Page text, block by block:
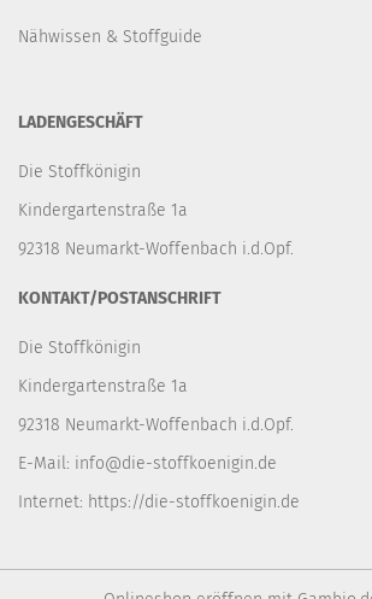
Nähwissen & Stoffguide
LADENGESCHÄFT
Die Stoffkönigin
Kindergartenstraße 1a
92318 Neumarkt-Woffenbach i.d.Opf.
KONTAKT/POSTANSCHRIFT
Die Stoffkönigin
Kindergartenstraße 1a
92318 Neumarkt-Woffenbach i.d.Opf.
E-Mail: info@die-stoffkoenigin.de
Internet: https://die-stoffkoenigin.de